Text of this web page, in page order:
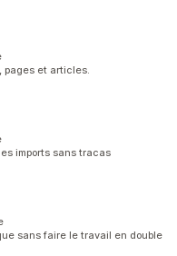
pages et articles.
imports sans tracas
sans faire le travail en double